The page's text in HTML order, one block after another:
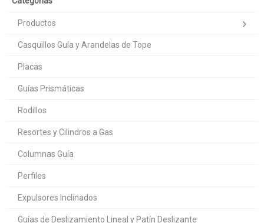
Productos
Casquillos Guía y Arandelas de Tope
Placas
Guías Prismáticas
Rodillos
Resortes y Cilindros a Gas
Columnas Guía
Perfiles
Expulsores Inclinados
Guías de Deslizamiento Lineal y Patín Deslizante